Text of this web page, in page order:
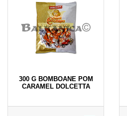
300 G BOMBOANE POM
CARAMEL DOLCETTA